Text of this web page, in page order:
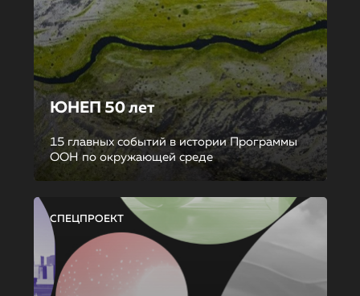
ЮНЕП 50 лет
15 главных событий в истории Программы
ООН по окружающей среде
СПЕЦПРОЕКТ